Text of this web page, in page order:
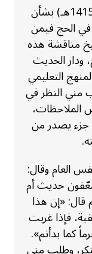
“اتصل بي الشيخ ابن عثيمين عام (1415هـ) بشأن
الحج فيمن
مناقشة هذه
ودار الحديث
التعليمي
مني النظر في
الملاحظات،
جزء يصدر من
العام وقال:
حديث أم
قال: «إن هذا
فإذا غربت
كما بدأتم».